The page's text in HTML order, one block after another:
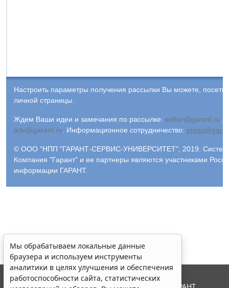
Настроить параметры получения рассылки Вы можете,
личной страницы.
Ждем Ваши идеи и замечания по рассылке: editor@garant.ru
adv@garant.ru
Информационное сотрудничество:
© ООО "НПП "ГАРАНТ-СЕРВИС-УНИВЕРСИТЕТ", 2019. Система
Компания "Гарант" и ее партнеры являются участниками
информации ГАРАНТ.
Мы обрабатываем локальные данные
браузера и используем инструменты
аналитики в целях улучшения и обеспечения
работоспособности сайта, статистических